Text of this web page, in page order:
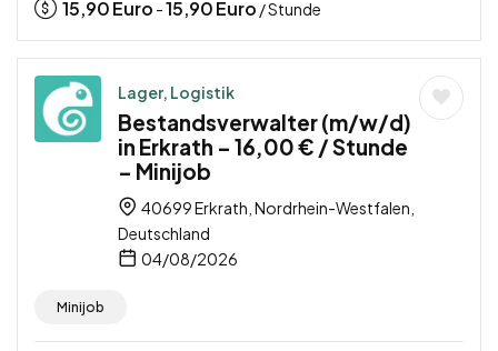
15,90Euro -15,90Euro / Stunde
Lager, Logistik
Bestandsverwalter (m/w/d)
in Erkrath – 16,00 € / Stunde
– Minijob
40699 Erkrath, Nordrhein-Westfalen,
Deutschland
04/08/2026
Minijob